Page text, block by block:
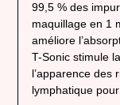
99,5 % des
maquillage en 1
améliore
T-Sonic stimule
l’apparence des
lymphatique